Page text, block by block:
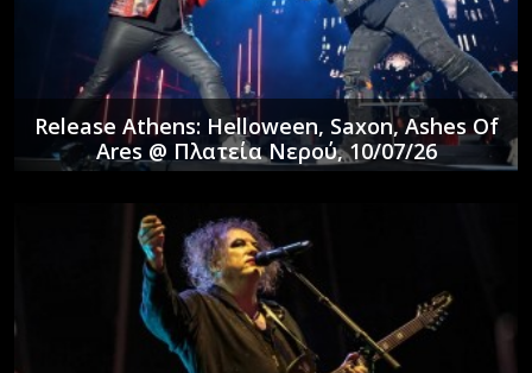
Release Athens: Helloween, Saxon, Ashes Of
Ares @ Πλατεία Νερού, 10/07/26